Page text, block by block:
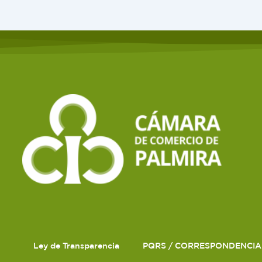
Ley de Transparencia PQRS / CORRESPONDENCIA